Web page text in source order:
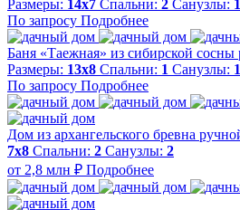
Размеры: 14х7 Спальни: 2 Санузлы: 1
По запросу Подробнее
Баня «Таежная» из сибирской
Размеры: 13х8 Спальни: 1 Санузлы: 1
По запросу Подробнее
Дом из архангельского бревна
7х8 Спальни: 2 Санузлы: 2
от 2,8 млн ₽ Подробнее